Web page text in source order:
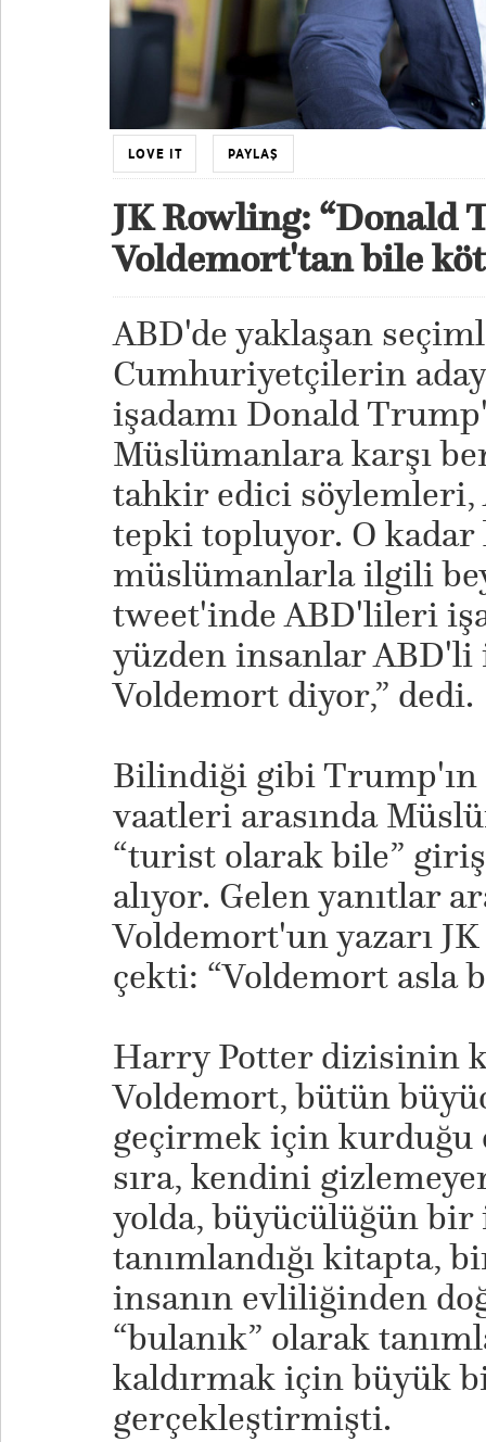
LOVE IT PAYLAŞ
JK Rowling: “Donald
Voldemort'tan bile
ABD'de yaklaşan
Cumhuriyetçilerin
işadamı Donald
Müslümanlara karşı
tahkir edici söylemleri,
tepki topluyor. O
müslümanlarla ilgili
tweet'inde ABD'lileri
yüzden insanlar ABD'li
Voldemort diyor,” dedi.
Bilindiği gibi
vaatleri arasında
“turist olarak bile”
alıyor. Gelen yanıtlar
Voldemort'un yazarı
çekti: “Voldemort asla
Harry Potter dizisinin
Voldemort, bütün
geçirmek için kurduğu
sıra, kendini
yolda, büyücülüğün
tanımlandığı kitapta,
insanın evliliğinden
“bulanık” olarak
kaldırmak için büyük
gerçekleştirmişti.